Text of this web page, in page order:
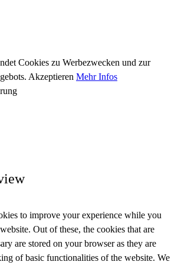
Cookies zu Werbezwecken und zur
Akzeptieren Mehr Infos
to improve your experience while you
Out of these, the cookies that are
are stored on your browser as they are
of basic functionalities of the website. We